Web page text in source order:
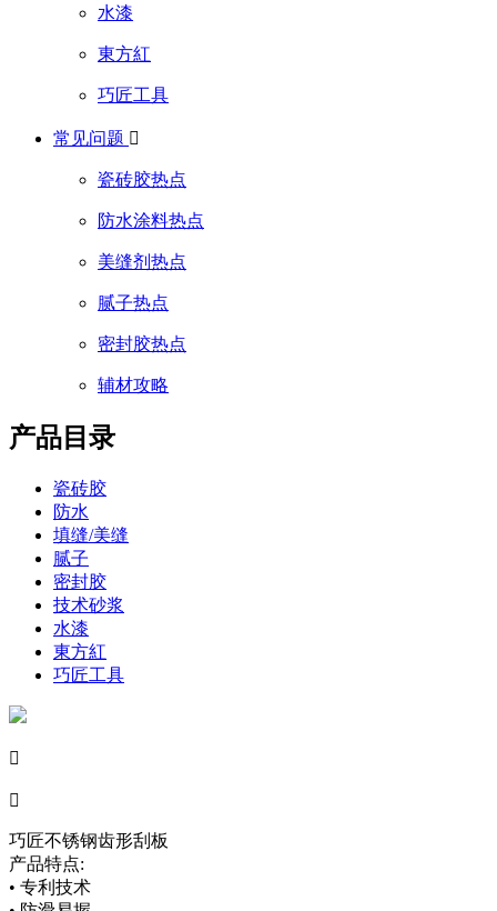
水漆
東方紅
巧匠工具
常见问题 
瓷砖胶热点
防水涂料热点
美缝剂热点
腻子热点
密封胶热点
辅材攻略
产品目录
瓷砖胶
防水
填缝/美缝
腻子
密封胶
技术砂浆
水漆
東方紅
巧匠工具


巧匠不锈钢齿形刮板
产品特点:
• 专利技术